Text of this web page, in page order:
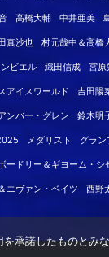
高橋大輔 中井亜美
真沙也 村元哉中＆高橋
ビエル 織田信成 宮原
アイスワールド 吉田陽
ンバー・グレン 鈴木明
メダリスト グラ
ードリー＆ギヨーム・シ
エヴァン・ベイツ 西野
を承諾したものとみ